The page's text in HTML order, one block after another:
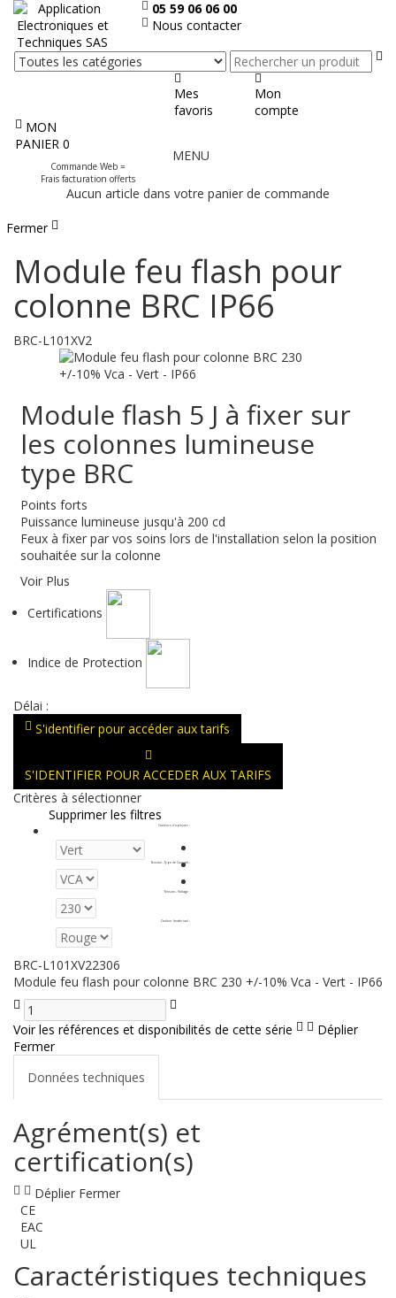
05 59 06 06 00
Nous contacter
Mes
favoris
Mon
compte
MON
PANIER 0
Commande Web =
Frais facturation offerts
le
MENU
Aucun article dans votre panier de commande
Fermer
Module feu flash pour
colonne BRC IP66
BRC-L101XV2
Module flash 5 J à fixer sur
les colonnes lumineuse
type BRC
Points forts
Puissance lumineuse jusqu'à 200 cd
Feux à fixer par vos soins lors de l'installation selon la position
souhaitée sur la colonne
Voir Plus
Certifications
Indice de Protection
Délai :
S'identifier pour accéder aux tarifs
S'IDENTIFIER POUR ACCEDER AUX TARIFS
Critères à sélectionner
Supprimer les filtres
Couleurs d'optiques :
Tension - Type de Courant :
Tension - Voltage :
Couleur (matériau) :
BRC-L101XV22306
Module feu flash pour colonne BRC 230 +/-10% Vca - Vert - IP66
Voir les références et disponibilités de cette série
Déplier
Fermer
Données techniques
Agrément(s) et
certification(s)
Déplier Fermer
CE
EAC
UL
Caractéristiques techniques